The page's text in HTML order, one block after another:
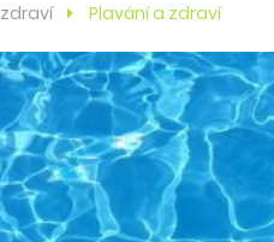
Plavání a zdraví